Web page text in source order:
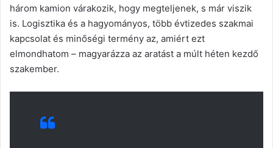
három kamion várakozik, hogy megteljenek, s már viszik
is. Logisztika és a hagyományos, több évtizedes szakmai
kapcsolat és minőségi termény az, amiért ezt
elmondhatom – magyarázza az aratást a múlt héten kezdő
szakember.